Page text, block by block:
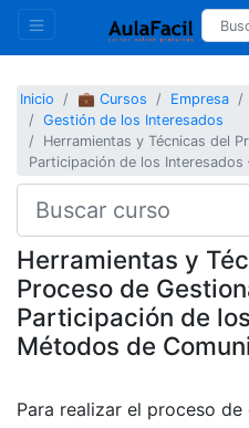
Inicio 💼 Cursos Empresa
Gestión de los Interesados
Herramientas y Técnicas del
Participación de los
Herramientas y
Proceso de
Participación de
Métodos de
Para realizar el proceso